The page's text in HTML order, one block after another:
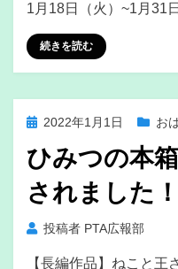
1月18日（火）~1月31
続きを読む
投
日:
2022年1月1日 お
ひみつの本
されました！
投稿者 PTA広報部
【長編作品】ねこと